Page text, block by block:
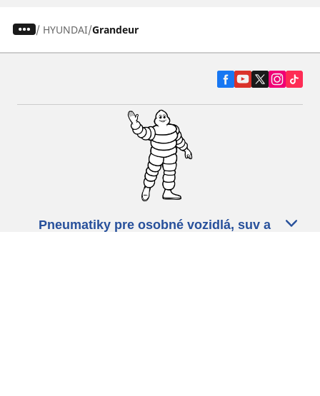
/ HYUNDAI Grandeur
Pneumatiky pre osobné vozidlá, suv a